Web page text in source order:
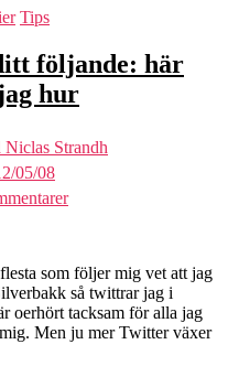
Tips
följande: här
hur
Niclas Strandh
05/08
till
Twitter
följande:
här
förklarar
jag
som följer mig vet att jag
så twittrar jag i
oerhört tacksam för alla jag
Men ju mer Twitter växer